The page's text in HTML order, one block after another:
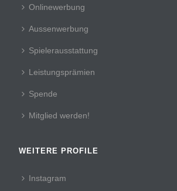
Onlinewerbung
Aussenwerbung
Spielerausstattung
Leistungsprämien
Spende
Mitglied werden!
WEITERE PROFILE
Instagram